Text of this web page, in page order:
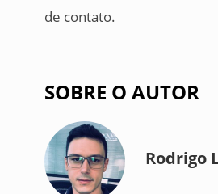
de contato.
SOBRE O AUTOR
Rodrigo